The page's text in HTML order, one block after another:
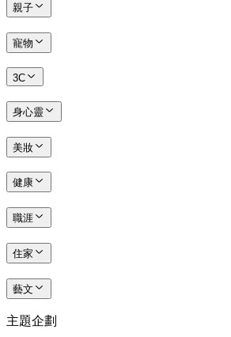
親子
寵物
3C
身心靈
美妝
健康
職涯
住家
藝文
主題企劃